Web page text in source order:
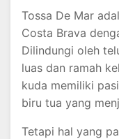
Tossa De Mar
Costa Brava
Dilindungi oleh
luas dan ramah
kuda memiliki
biru tua yang
Tetapi hal yang